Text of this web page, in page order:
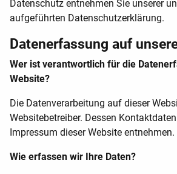
Datenschutz entnehmen Sie unserer
aufgeführten Datenschutzerklärung.
Datenerfassung auf
Wer ist verantwortlich für die
Website?
Die Datenverarbeitung auf dieser
Websitebetreiber. Dessen
Impressum dieser Website entnehmen.
Wie erfassen wir Ihre Daten?